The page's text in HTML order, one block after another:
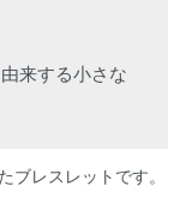
来する小さな
レスレットです。